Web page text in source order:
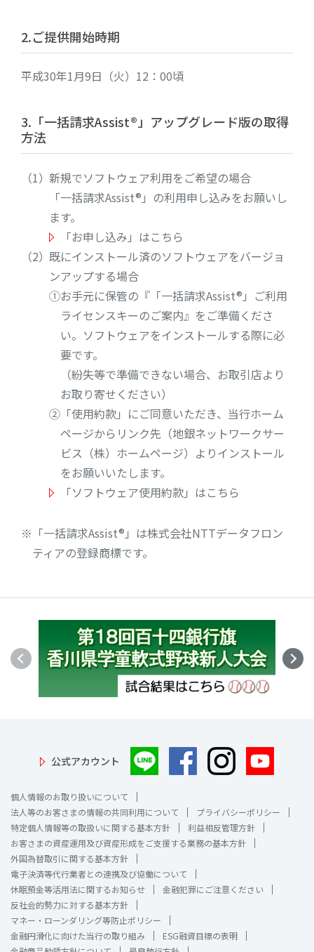
2.ご提供開始時期
平成30年1月9日（火）12：00頃
3.「一括請求Assist®」アップグレード版の取得
方法
新規でソフトウェア利用をご希望の場合
「一括請求Assist®」の利用申し込みをお願いし
ます。
「お申し込み」はこちら
既にインストール済のソフトウェアをバージョ
ンアップする場合
①お手元に保管の『「一括請求Assist®」ご利用
ライセンスキーのご案内』をご準備くださ
い。ソフトウェアをインストールする際に必
要です。
（紛失等で準備できない場合、お取引店より
お取り寄せください）
②「使用約款」にご同意いただき、当行ホーム
ページからリンク先（地銀ネットワークサー
ビス（株）ホームページ）よりインストール
をお願いいたします。
「ソフトウェア使用約款」はこちら
「一括請求Assist®」は株式会社NTTデータフロン
ティアの登録商標です。
公式アカウント
個人情報のお取り扱いについて
法人等のお客さまの情報の共同利用について
プライバシーポリシー
特定個人情報等の取扱いに関する基本方針
利益相反管理方針
お客さまの資産運用及び資産形成をご支援する業務の基本方針
外国為替取引に関する基本方針
電子決済等代行業者との連携及び協働について
休眠預金等活用法に関するお知らせ
金融犯罪にご注意ください
反社会的勢力に対する基本方針
マネー・ローンダリング等防止ポリシー
金融円滑化に向けた当行の取り組み
ESG融資目標の表明